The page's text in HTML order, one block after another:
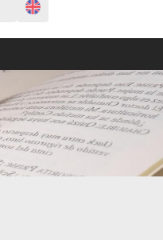
Engelska